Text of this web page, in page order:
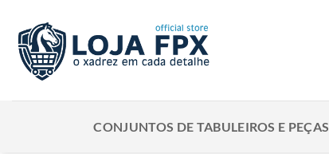
content
CONJUNTOS DE TABULEIROS E PEÇAS